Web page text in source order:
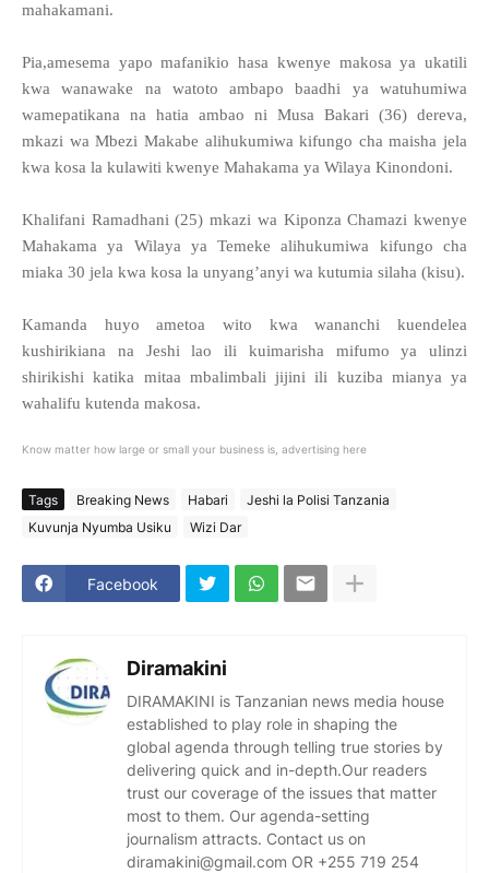
mahakamani.
Pia,amesema yapo mafanikio hasa kwenye makosa ya ukatili
kwa wanawake na watoto ambapo baadhi ya watuhumiwa
wamepatikana na hatia ambao ni Musa Bakari (36) dereva,
mkazi wa Mbezi Makabe alihukumiwa kifungo cha maisha jela
kwa kosa la kulawiti kwenye Mahakama ya Wilaya Kinondoni.
Khalifani Ramadhani (25) mkazi wa Kiponza Chamazi kwenye
Mahakama ya Wilaya ya Temeke alihukumiwa kifungo cha
miaka 30 jela kwa kosa la unyang’anyi wa kutumia silaha (kisu).
Kamanda huyo ametoa wito kwa wananchi kuendelea
kushirikiana na Jeshi lao ili kuimarisha mifumo ya ulinzi
shirikishi katika mitaa mbalimbali jijini ili kuziba mianya ya
wahalifu kutenda makosa.
Know matter how large or small your business is, advertising here
Tags Breaking News Habari
Jeshi la Polisi Tanzania
Kuvunja Nyumba Usiku
Wizi Dar
Facebook
Diramakini
DIRAMAKINI is Tanzanian news media house
established to play role in shaping the
global agenda through telling true stories by
delivering quick and in-depth.Our readers
trust our coverage of the issues that matter
most to them. Our agenda-setting
journalism attracts. Contact us on
diramakini@gmail.com OR +255 719 254